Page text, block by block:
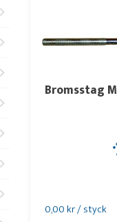
Bromsstag
0,00 kr / styck